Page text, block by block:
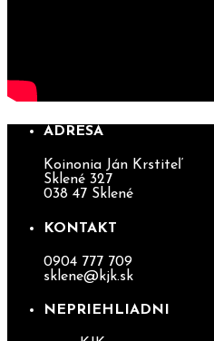
ADRESA
Koinonia Ján Krstiteľ
Sklené 327
038 47 Sklené
KONTAKT
0904 777 709
sklene@kjk.sk
NEPRIEHLIADNI